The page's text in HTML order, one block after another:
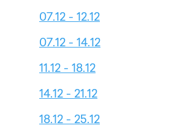
07.12 - 12.12
07.12 - 14.12
11.12 - 18.12
14.12 - 21.12
18.12 - 25.12